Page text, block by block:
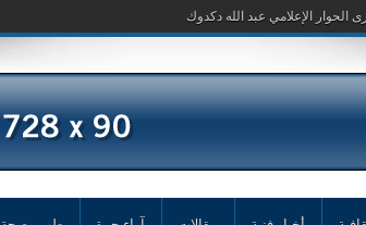
الحوار الإعلامي عبد الله دكدوك